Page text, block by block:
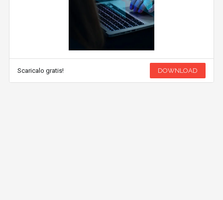
Scaricalo gratis! DOWNLOAD